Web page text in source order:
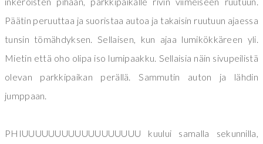
Päätin peruuttaa ja suoristaa autoa ja takaisin ruutuun ajaessa
tunsin tömähdyksen. Sellaisen, kun ajaa lumikökkäreen yli.
Mietin että oho olipa iso lumipaakku. Sellaisia näin sivupeilistä
olevan parkkipaikan perällä. Sammutin auton ja lähdin
jumppaan.
PHIUUUUUUUUUUUUUUUUUU kuului samalla sekunnilla,